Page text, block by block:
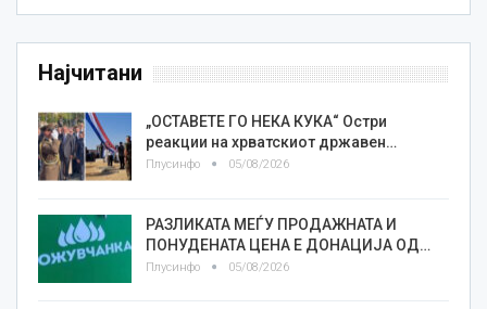
Најчитани
„ОСТАВЕТЕ ГО НЕКА КУКА“ Остри
реакции на хрватскиот државен…
Плусинфо 05/08/2026
РАЗЛИКАТА МЕЃУ ПРОДАЖНАТА И
ПОНУДЕНАТА ЦЕНА Е ДОНАЦИЈА ОД…
Плусинфо 05/08/2026